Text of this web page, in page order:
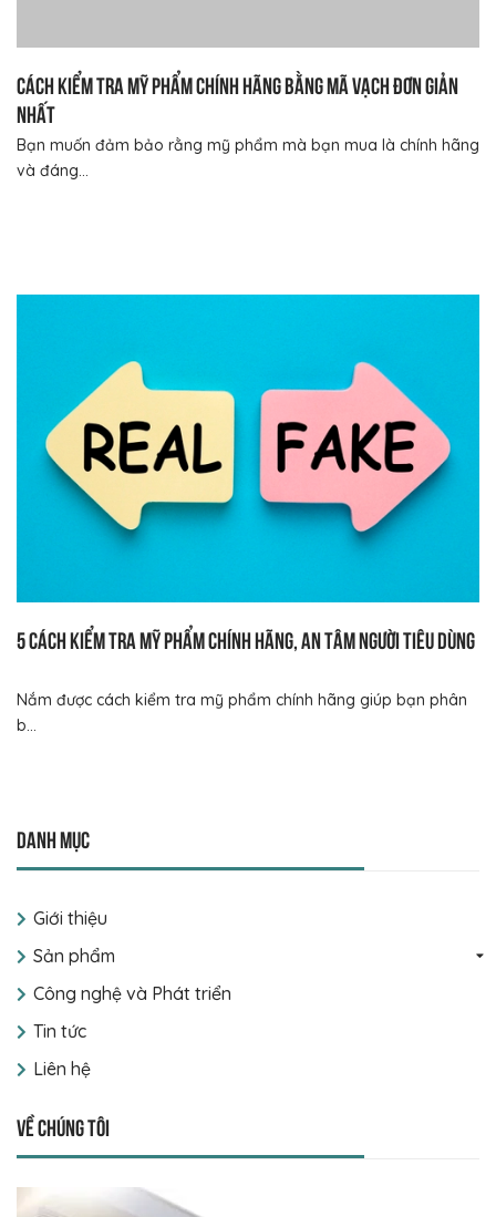
Cách kiểm tra mỹ phẩm chính hãng bằng mã vạch đơn giản
5 cách kiểm tra mỹ phẩm chính hãng, an tâm người tiêu dùng
Danh mục
Giới thiệu
Sản phẩm
Công nghệ và Phát triển
Tin tức
Liên hệ
Về chúng tôi